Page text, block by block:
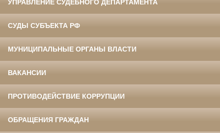
УПРАВЛЕНИЕ СУДЕБНОГО ДЕПАРТАМЕНТА
СУДЫ СУБЪЕКТА РФ
МУНИЦИПАЛЬНЫЕ ОРГАНЫ ВЛАСТИ
ВАКАНСИИ
ПРОТИВОДЕЙСТВИЕ КОРРУПЦИИ
ОБРАЩЕНИЯ ГРАЖДАН